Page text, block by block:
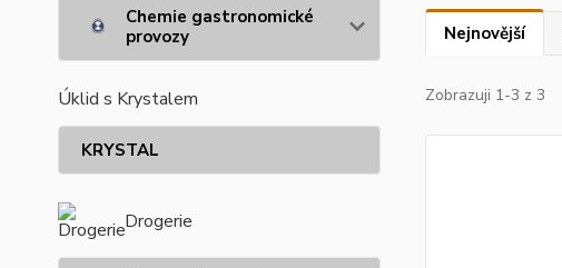
Chemie gastronomické
provozy
Úklid s Krystalem
KRYSTAL
Drogerie
Nejnovější
Zobrazuji 1-3 z 3